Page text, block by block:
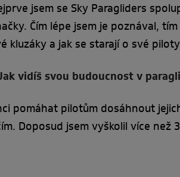
jsem se Sky Paragliders
Čím lépe jsem je poznával,
kluzáky a jak se starají o své
vidíš svou budoucnost v
pomáhat pilotům dosáhnout
Doposud jsem vyškolil více než